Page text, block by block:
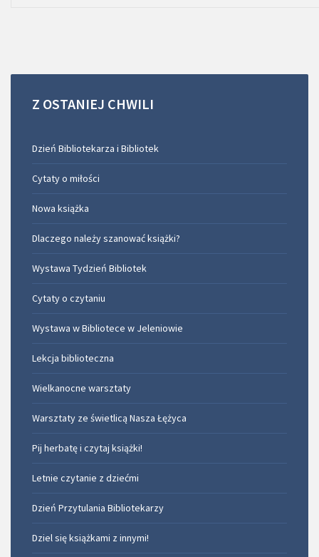
Z OSTANIEJ CHWILI
Dzień Bibliotekarza i Bibliotek
Cytaty o miłości
Nowa książka
Dlaczego należy szanować książki?
Wystawa Tydzień Bibliotek
Cytaty o czytaniu
Wystawa w Bibliotece w Jeleniowie
Lekcja biblioteczna
Wielkanocne warsztaty
Warsztaty ze świetlicą Nasza Łężyca
Pij herbatę i czytaj książki!
Letnie czytanie z dziećmi
Dzień Przytulania Bibliotekarzy
Dziel się książkami z innymi!